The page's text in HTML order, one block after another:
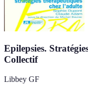
Epilepsies.
Collectif
Libbey GF